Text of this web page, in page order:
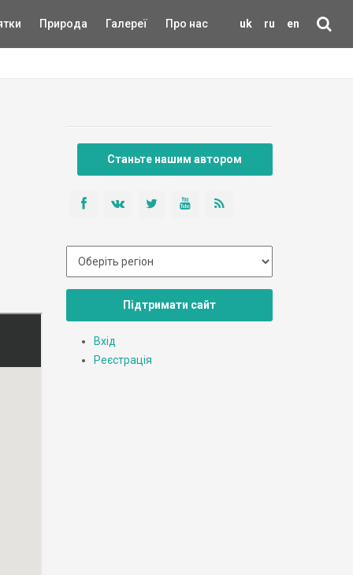
uk ru en
Природа Галереї Про нас
Станьте нашим автором
Підтримати сайт
Вхід
Реєстрація